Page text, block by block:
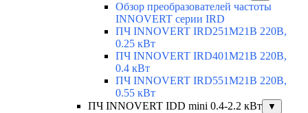
Обзор преобразователей частоты
INNOVERT серии IRD
ПЧ INNOVERT IRD251M21B 220В,
0.25 кВт
ПЧ INNOVERT IRD401M21B 220В,
0.4 кВт
ПЧ INNOVERT IRD551M21B 220В,
0.55 кВт
ПЧ INNOVERT IDD mini 0.4-2.2 кВт
▼